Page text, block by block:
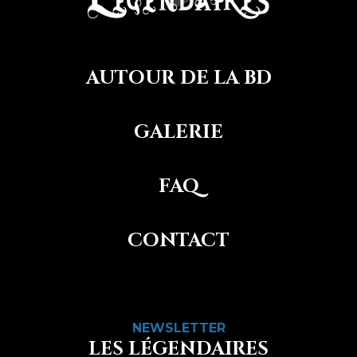
AUTOUR DE LA BD
GALERIE
FAQ
CONTACT
NEWSLETTER
LES LÉGENDAIRES